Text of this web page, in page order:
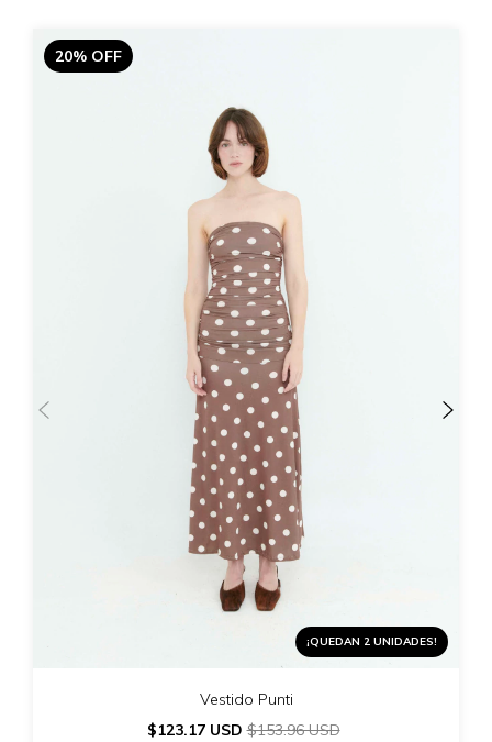
20% OFF
¡QUEDAN 2 UNIDADES!
Vestido Punti
$123.17 USD$153.96 USD